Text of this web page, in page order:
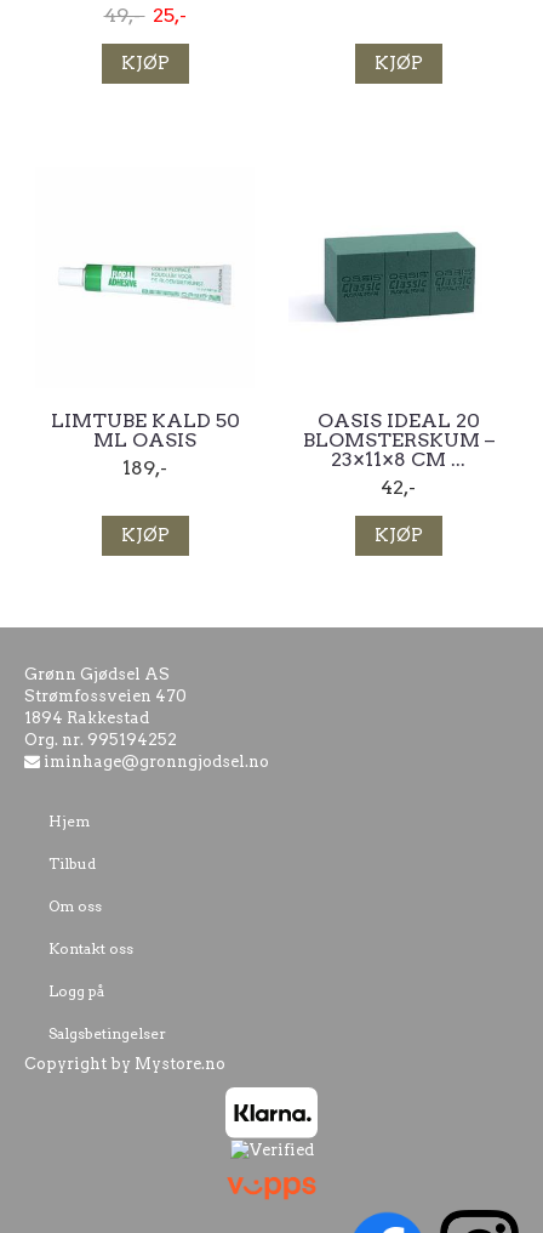
49,- 25,-
KJØP KJØP
LIMTUBE KALD 50
ML OASIS
189,-
KJØP
OASIS IDEAL 20
BLOMSTERSKUM –
23×11×8 CM ...
42,-
KJØP
Grønn Gjødsel AS
Strømfossveien 470
1894 Rakkestad
Org. nr. 995194252
iminhage@gronngjodsel.no
Hjem
Tilbud
Om oss
Kontakt oss
Logg på
Salgsbetingelser
Copyright by Mystore.no